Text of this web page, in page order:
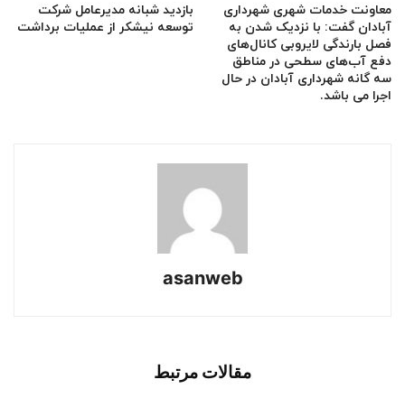
بازدید شبانه مدیرعامل شرکت
توسعه نیشکر از عملیات برداشت
معاونت خدمات شهری شهرداری
آبادان گفت: با نزدیک شدن به
فصل بارندگی لایروبی کانال‌های
دفع آب‌های سطحی در مناطق
سه گانه شهرداری آبادان در حال
اجرا می باشد.
asanweb
مقالات مرتبط